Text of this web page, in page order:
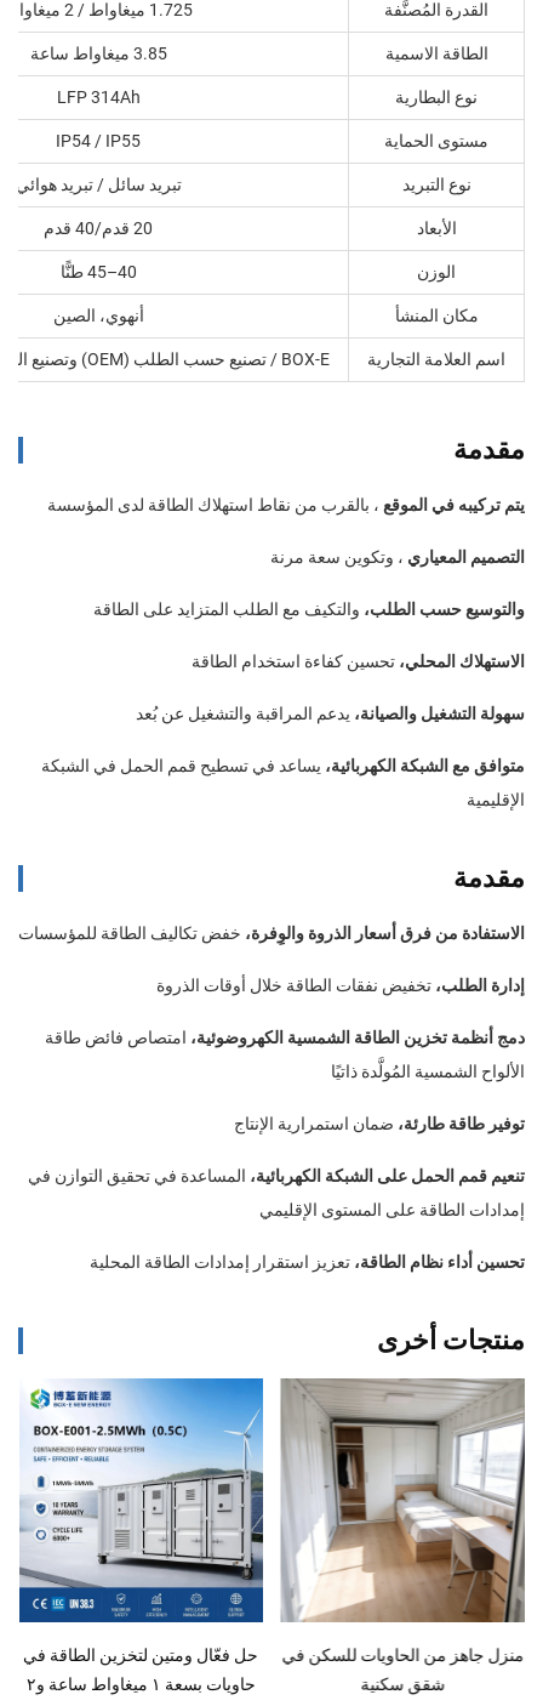
القدرة المُصنَّفة 1.725 ميغاواط / 2 ميغاواط
الطاقة الاسمية 3.85 ميغاواط ساعة
نوع البطارية LFP 314Ah
مستوى الحماية IP54 / IP55
نوع التبريد تبريد سائل / تبريد هوائي
الأبعاد 20 قدم/40 قدم
الوزن 40–45 طنًّا
مكان المنشأ أنهوي، الصين
اسم العلامة التجارية BOX-E / تصنيع حسب الطلب (OEM) وتصنيع التصميم الأصلي (ODM)
مقدمة
يتم تركيبه في الموقع ، بالقرب من نقاط استهلاك الطاقة لدى المؤسسة
التصميم المعياري ، وتكوين سعة مرنة
والتوسيع حسب الطلب، والتكيف مع الطلب المتزايد على الطاقة
الاستهلاك المحلي، تحسين كفاءة استخدام الطاقة
سهولة التشغيل والصيانة، يدعم المراقبة والتشغيل عن بُعد
متوافق مع الشبكة الكهربائية، يساعد في تسطيح قمم الحمل في الشبكة
الإقليمية
مقدمة
الاستفادة من فرق أسعار الذروة والوِفرة، خفض تكاليف الطاقة للمؤسسات
إدارة الطلب، تخفيض نفقات الطاقة خلال أوقات الذروة
دمج أنظمة تخزين الطاقة الشمسية الكهروضوئية، امتصاص فائض طاقة
الألواح الشمسية المُولَّدة ذاتيًا
توفير طاقة طارئة، ضمان استمرارية الإنتاج
تنعيم قمم الحمل على الشبكة الكهربائية، المساعدة في تحقيق التوازن في
إمدادات الطاقة على المستوى الإقليمي
تحسين أداء نظام الطاقة، تعزيز استقرار إمدادات الطاقة المحلية
منتجات أخرى
حل فعّال ومتين لتخزين الطاقة في
حاوية تخزين طاقة متصلة بالشبكة
بقدرة ١ ميغاواط ساعة، وتيار